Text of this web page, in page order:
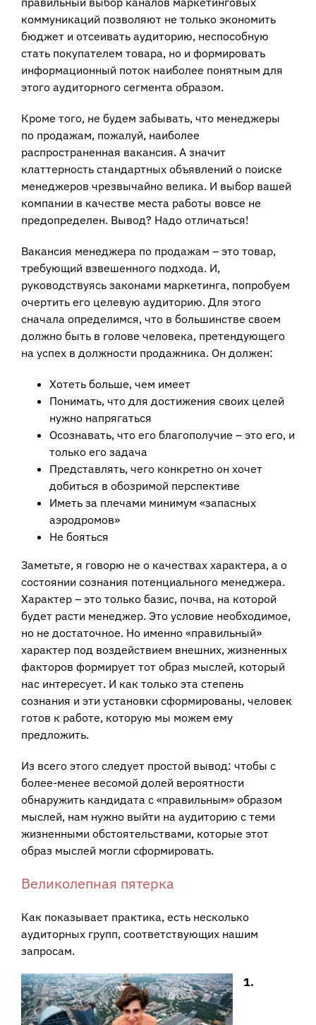
коммуникаций позволяют не только экономить
бюджет и отсеивать аудиторию, неспособную
стать покупателем товара, но и формировать
информационный поток наиболее понятным для
этого аудиторного сегмента образом.
Кроме того, не будем забывать, что менеджеры
по продажам, пожалуй, наиболее
распространенная вакансия. А значит
клаттерность стандартных объявлений о поиске
менеджеров чрезвычайно велика. И выбор вашей
компании в качестве места работы вовсе не
предопределен. Вывод? Надо отличаться!
Вакансия менеджера по продажам – это товар,
требующий взвешенного подхода. И,
руководствуясь законами маркетинга, попробуем
очертить его целевую аудиторию. Для этого
сначала определимся, что в большинстве своем
должно быть в голове человека, претендующего
на успех в должности продажника. Он должен:
Хотеть больше, чем имеет
Понимать, что для достижения своих целей
нужно напрягаться
Осознавать, что его благополучие – это его, и
только его задача
Представлять, чего конкретно он хочет
добиться в обозримой перспективе
Иметь за плечами минимум «запасных
аэродромов»
Не бояться
Заметьте, я говорю не о качествах характера, а о
состоянии сознания потенциального менеджера.
Характер – это только базис, почва, на которой
будет расти менеджер. Это условие необходимое,
но не достаточное. Но именно «правильный»
характер под воздействием внешних, жизненных
факторов формирует тот образ мыслей, который
нас интересует. И как только эта степень
сознания и эти установки сформированы, человек
готов к работе, которую мы можем ему
предложить.
Из всего этого следует простой вывод: чтобы с
более-менее весомой долей вероятности
обнаружить кандидата с «правильным» образом
мыслей, нам нужно выйти на аудиторию с теми
жизненными обстоятельствами, которые этот
образ мыслей могли сформировать.
Великолепная пятерка
Как показывает практика, есть несколько
аудиторных групп, соответствующих нашим
запросам.
1.